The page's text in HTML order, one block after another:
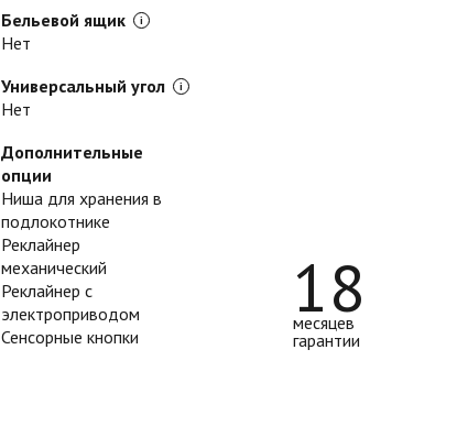
Бельевой ящик
Нет
Универсальный угол
Нет
Дополнительные
опции
Ниша для хранения в
подлокотнике
Реклайнер
механический
Реклайнер с
электроприводом
Сенсорные кнопки
18
месяцев
гарантии